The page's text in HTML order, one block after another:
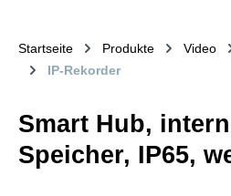
Startseite Produkte Video
IP-Rekorder
Smart Hub,
Speicher, IP65,